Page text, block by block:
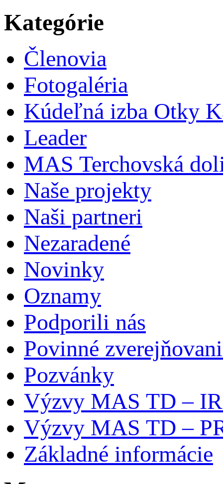
Kategórie
Členovia
Fotogaléria
Kúdeľná izba Otky
Leader
MAS Terchovská
Naše projekty
Naši partneri
Nezaradené
Novinky
Oznamy
Podporili nás
Povinné
Pozvánky
Výzvy MAS TD –
Výzvy MAS TD –
Základné informácie